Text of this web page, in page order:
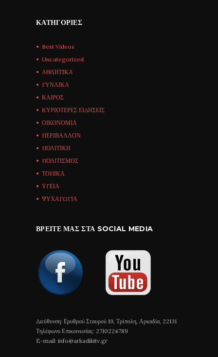
ΚΑΤΗΓΟΡΊΕΣ
Best Videos
Uncategorized
ΑΘΛΗΤΙΚΑ
ΓΥΝΑΙΚΑ
ΚΑΙΡΟΣ
ΚΥΡΙΟΤΕΡΕΣ ΕΙΔΗΣΕΙΣ
ΟΙΚΟΝΟΜΙΑ
ΠΕΡΙΒΑΛΛΟΝ
ΠΟΛΙΤΙΚΗ
ΠΟΛΙΤΙΣΜΟΣ
ΤΟΠΙΚΑ
ΥΓΕΙΑ
ΨΥΧΑΓΩΓΙΑ
ΒΡΕΊΤΕ ΜΑΣ ΣΤΑ SOCIAL MEDIA
Διεύθυνση: Ερυθρού Σταυρού 19, Τρίπολη, Αρκαδία, 22131
Τηλέφωνο Επικοινωνίας: 2710224789
E-mail: info@arkadikitv.gr